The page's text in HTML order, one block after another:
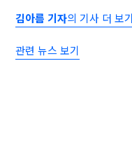
김아름 기자의 기사 더 보기
관련 뉴스 보기